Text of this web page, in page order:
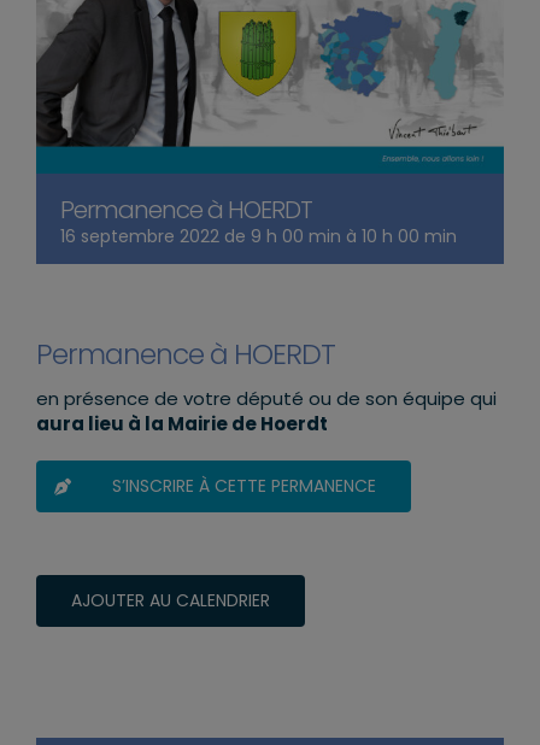
Permanence à HOERDT
16 septembre 2022 de 9 h 00 min à 10 h 00 min
Permanence à HOERDT
en présence de votre député ou de son équipe qui
aura lieu à la Mairie de Hoerdt
S’INSCRIRE À CETTE PERMANENCE
AJOUTER AU CALENDRIER